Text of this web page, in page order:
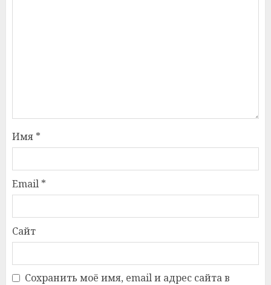
Имя *
Email *
Сайт
Сохранить моё имя, email и адрес сайта в